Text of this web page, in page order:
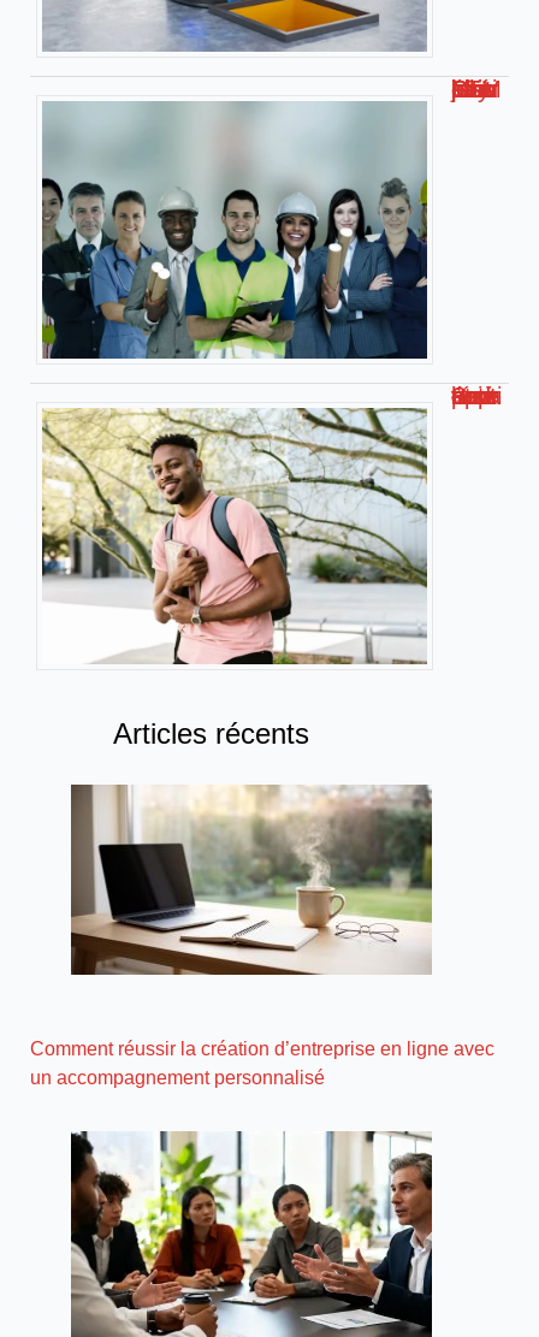
Métier bien payé bac STMG – Les jobs les plus rémunérateurs
Smart université : l’université connectée pour apprendre autrement
Articles récents
Comment réussir la création d’entreprise en ligne avec
un accompagnement personnalisé